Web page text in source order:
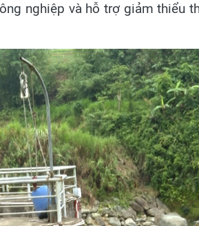
nghiệp và hỗ trợ giảm thiểu